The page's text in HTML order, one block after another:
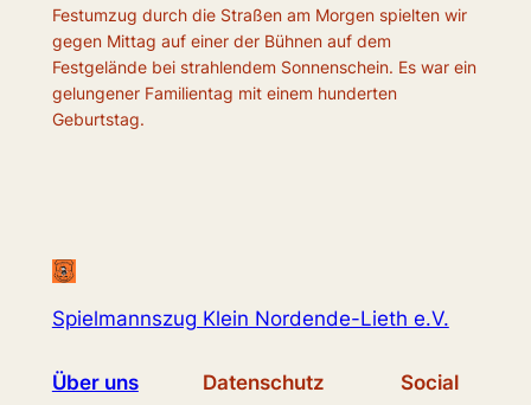
Festumzug durch die Straßen am Morgen spielten wir
gegen Mittag auf einer der Bühnen auf dem
Festgelände bei strahlendem Sonnenschein. Es war ein
gelungener Familientag mit einem hunderten
Geburtstag.
Spielmannszug Klein Nordende-Lieth e.V.
Über uns Datenschutz Social